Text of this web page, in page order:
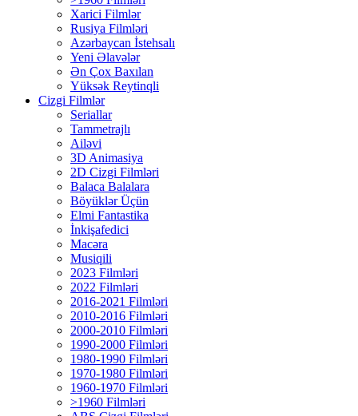
Xarici Filmlər
Rusiya Filmləri
Azərbaycan İstehsalı
Yeni Əlavələr
Ən Çox Baxılan
Yüksək Reytinqli
Cizgi Filmlər
Seriallar
Tammetrajlı
Ailəvi
3D Animasiya
2D Cizgi Filmləri
Balaca Balalara
Böyüklər Üçün
Elmi Fantastika
İnkişafedici
Macəra
Musiqili
2023 Filmləri
2022 Filmləri
2016-2021 Filmləri
2010-2016 Filmləri
2000-2010 Filmləri
1990-2000 Filmləri
1980-1990 Filmləri
1970-1980 Filmləri
1960-1970 Filmləri
>1960 Filmləri